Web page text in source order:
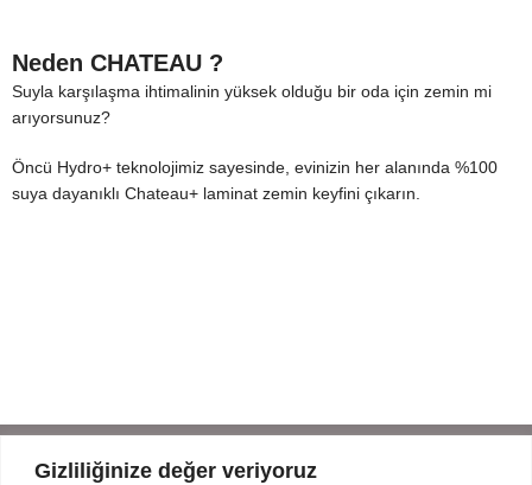
Gizliliğinize değer veriyoruz
Neden CHATEAU ?
Suyla karşılaşma ihtimalinin yüksek olduğu bir oda için zemin mi
arıyorsunuz?
Öncü Hydro+ teknolojimiz sayesinde, evinizin her alanında %100
suya dayanıklı Chateau+ laminat zemin keyfini çıkarın.